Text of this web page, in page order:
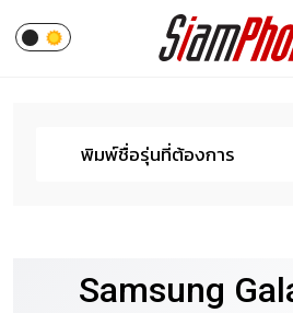
Samsung